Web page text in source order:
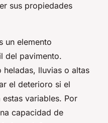
sus propiedades
un elemento
del pavimento.
lluvias o altas
el deterioro si el
variables. Por
capacidad de